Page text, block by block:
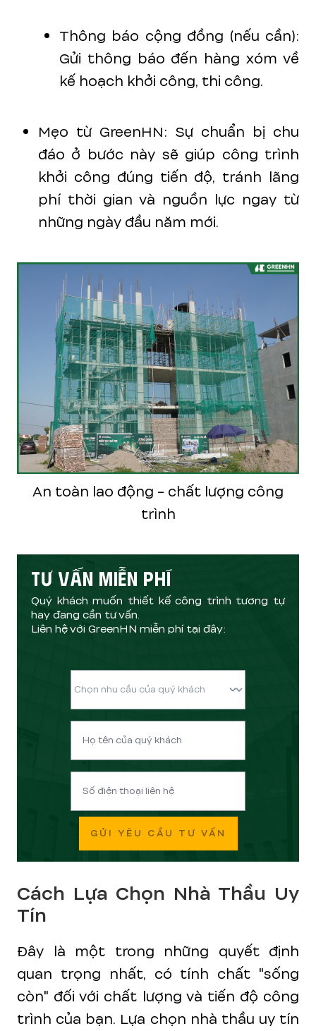
Thông báo cộng đồng (nếu cần):
Gửi thông báo đến hàng xóm về
kế hoạch khởi công, thi công.
Mẹo từ GreenHN: Sự chuẩn bị chu
đáo ở bước này sẽ giúp công trình
khởi công đúng tiến độ, tránh lãng
phí thời gian và nguồn lực ngay từ
những ngày đầu năm mới.
An toàn lao động - chất lượng công
trình
TƯ VẤN MIỄN PHÍ
Quý khách muốn thiết kế công trình tương tự
hay đang cần tư vấn.
Liên hệ với GreenHN miễn phí tại đây:
GỬI YÊU CẦU TƯ VẤN
Cách Lựa Chọn Nhà Thầu Uy
Tín
Đây là một trong những quyết định
quan trọng nhất, có tính chất "sống
còn" đối với chất lượng và tiến độ công
trình của bạn. Lựa chọn nhà thầu uy tín